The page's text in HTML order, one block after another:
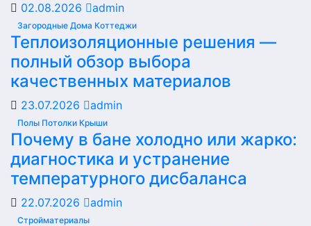
02.08.2026 admin
Загородные Дома Коттеджи
Теплоизоляционные решения —
полный обзор выбора
качественных материалов
23.07.2026 admin
Полы Потолки Крыши
Почему в бане холодно или жарко:
диагностика и устранение
температурного дисбаланса
22.07.2026 admin
Стройматериалы